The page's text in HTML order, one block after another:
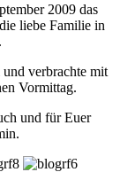
2009 das
liebe Familie in
verbrachte mit
Vormittag.
und für Euer